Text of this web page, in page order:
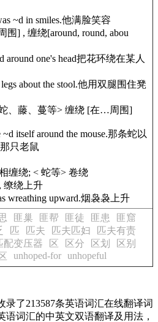
~d in smiles.他满脸笑容
] , 缠绕[around, round, abou
around one's head把花环绕在某人
about the stool.他用双腿围住凳
蛇、藤、蔓等> 缠绕 [在…周围]
~d itself around the mouse.那条蛇以
只老鼠
缠绕; < 蛇等> 卷绕
缭绕上升
wreathing upward.烟袅袅上升
匪巢 匪帮 匪徒 匪患
匪窟
匹 匹夫 匹夫匹妇
匹夫有责
配变压器 区 区分 区划
区别
unhoped-for unhopeful
录了213587条英语词汇在线翻译词
词汇的中英文双语翻译及用法，